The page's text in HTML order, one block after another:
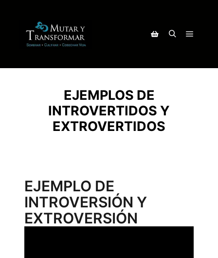
EJEMPLOS DE
INTROVERTIDOS Y
EXTROVERTIDOS
EJEMPLO DE
INTROVERSIÓN Y
EXTROVERSIÓN